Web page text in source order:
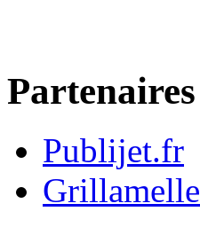
Partenaires
Publijet.fr